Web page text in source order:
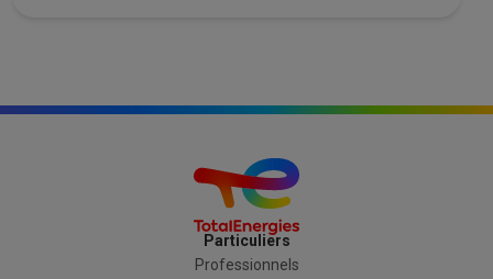
Particuliers
Professionnels